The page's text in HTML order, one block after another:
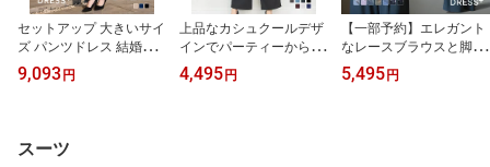
セットアップ 大きいサイ
ズ パンツドレス 結婚式
ペプラムブラウス クロッ
プドパンツ リボン付き
ーム袖 シアー袖 レディ
ース フォーマル cy8863
9,093円
上品なカシュクールデザ
インでパーティーからデ
イリーまで使える シフォ
ン素 材のオールインワン
4,495円
【一部予約】エレガント
なレースブラウスと脚長
ジャンプスーツの2点セ
ット ワイド セミフォー
5,495円
スーツ